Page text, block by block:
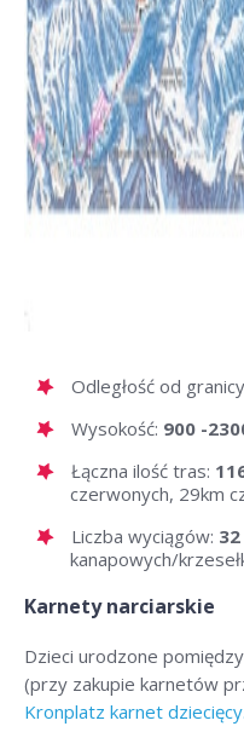
Odległość od
Wysokość: 900 -
Łączna ilość tras:
czerwonych, 29km
Liczba wyciągów: 32
kanapowych/
Karnety narciarskie
Dzieci urodzone
(przy zakupie karnetów
Kronplatz karnet dziecięcy.